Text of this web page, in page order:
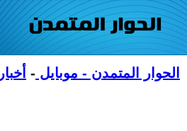
الحوار المتمدن - موبايل -